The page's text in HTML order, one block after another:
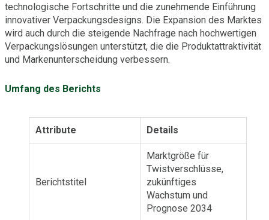
technologische Fortschritte und die zunehmende Einführung
innovativer Verpackungsdesigns. Die Expansion des Marktes
wird auch durch die steigende Nachfrage nach hochwertigen
Verpackungslösungen unterstützt, die die Produktattraktivität
und Markenunterscheidung verbessern.
Umfang des Berichts
Attribute Details
Berichtstitel
Marktgröße für
Twistverschlüsse,
zukünftiges
Wachstum und
Prognose 2034